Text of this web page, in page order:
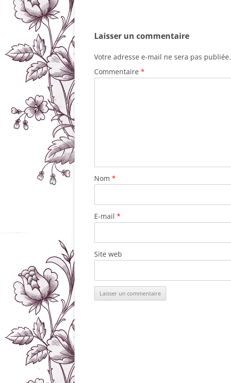
Laisser un commentaire
Votre adresse e-mail ne sera pas publiée.
Commentaire *
Nom *
E-mail *
Site web